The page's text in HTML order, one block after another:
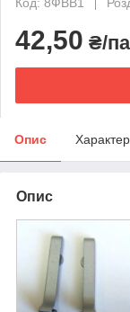
42,50 ₴/
Опис
Опис